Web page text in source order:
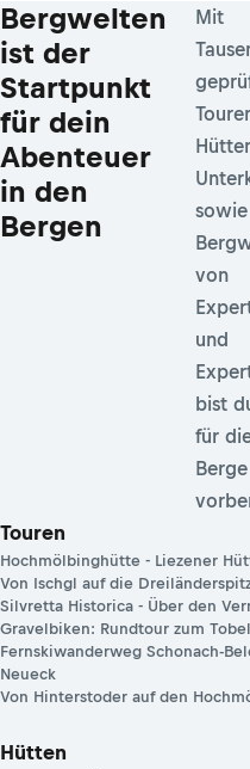
Bergwelten
ist der
Startpunkt
für dein
Abenteuer
in den
Bergen
Mit
sowie
von
und
bist
für
Berge
Touren
Hochmölbinghütte - Liezener
Von Ischgl auf die
Silvretta Historica - Über den
Gravelbiken: Rundtour zum
Fernskiwanderweg Schonach-
Neueck
Von Hinterstoder auf den
Hütten